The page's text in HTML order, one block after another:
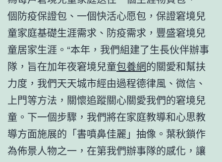
個防疫保證包、一個快活心愿包，保證窘境兒
童家庭基礎生涯需求、防疫需求，豐盛窘境兒
童居家生涯。“本年，我們組建了生長伙伴辦事
隊，旨在加年夜窘境兒童包養網的關愛和幫扶
力度，我們天天城市經由過程德律風、微信、
上門等方法，關懷追蹤關心關愛我們的窘境兒
童。下一個步驟，我們將在家庭教導和心思教
導方面施展的「書噴鼻佳麗」抽像。葉秋鎖作
為佈景人物之一，在第我們辦事隊的感化，讓